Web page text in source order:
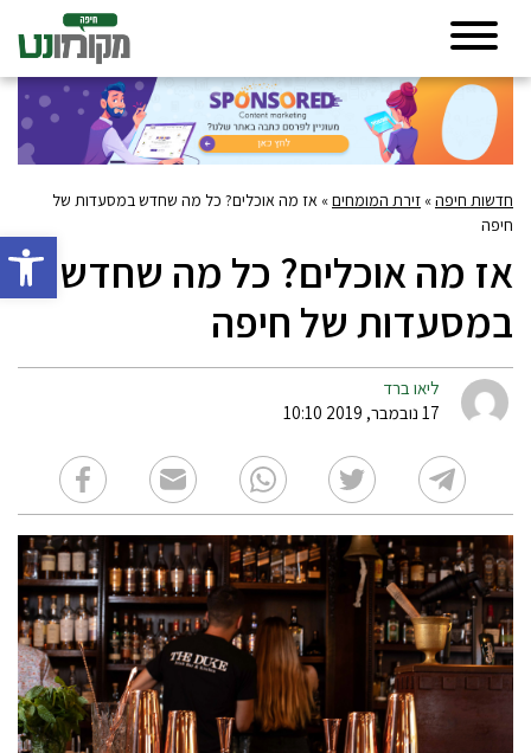
פתח
חדשות חיפה» זירת המומחים» אז מה אוכלים? כל מה שחדש במסעדות של
חיפה
אז מה אוכלים? כל מה שחדש
במסעדות של חיפה
ליאו ברד
17 נובמבר, 2019 10:10